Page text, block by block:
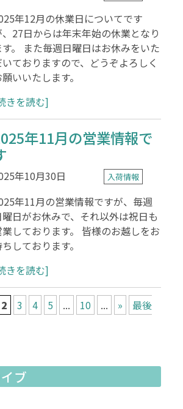
年12月の休業日についてです
27日からは年末年始の休業となり
す。 また毎週日曜日はお休みをいた
いておりますので、どうぞよろしく
いいたします。
きを読む]
年11月の営業情報で
年10月30日 入荷情報
年11月の営業情報ですが、毎週
曜日がお休みで、それ以外は祝日も
業しております。 皆様のお越しをお
しております。
きを読む]
2 3 4 5 ... 10 ... »
最後
ブ